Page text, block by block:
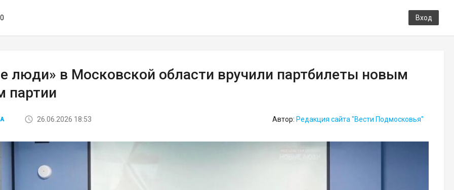
Вход
люди» в Московской области вручили партбилеты новым
партии
26.06.2026 18:53 Автор: Редакция сайта "Вести Подмосковья"